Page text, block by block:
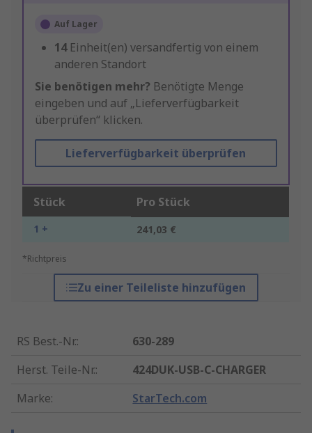
Auf Lager
14 Einheit(en) versandfertig von einem
anderen Standort
Sie benötigen mehr? Benötigte Menge
eingeben und auf „Lieferverfügbarkeit
überprüfen“ klicken.
Lieferverfügbarkeit überprüfen
Stück Pro Stück
1 + 241,03 €
*Richtpreis
Zu einer Teileliste hinzufügen
RS Best.-Nr.:
630-289
Herst. Teile-Nr.:
424DUK-USB-C-CHARGER
Marke: StarTech.com